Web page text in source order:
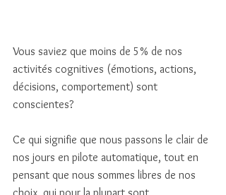
Vous saviez que moins de 5% de nos
activités cognitives (émotions, actions,
décisions, comportement) sont
conscientes?
Ce qui signifie que nous passons le clair de
nos jours en pilote automatique, tout en
pensant que nous sommes libres de nos